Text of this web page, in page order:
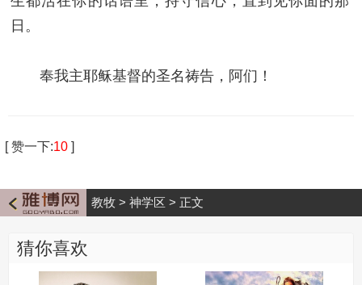
日。
奉我主耶稣基督的圣名祷告，阿们！
[赞一下:10 ]
教牧 > 神学区 > 正文
猜你喜欢